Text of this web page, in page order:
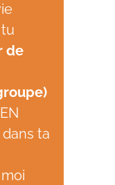
de
ta